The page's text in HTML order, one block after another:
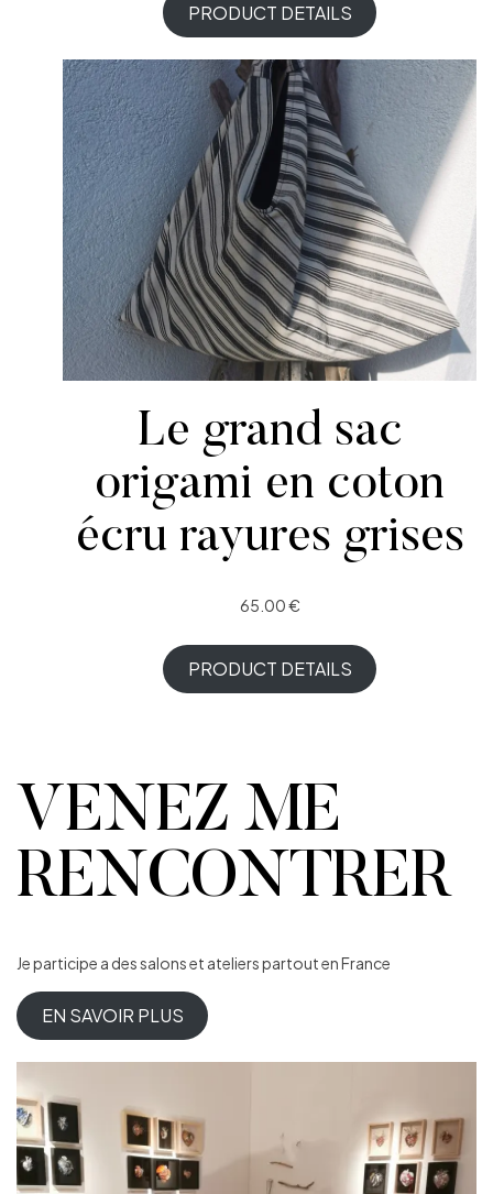
PRODUCT DETAILS
Le grand sac
origami en coton
écru rayures grises
65.00€
PRODUCT DETAILS
VENEZ ME
RENCONTRER
Je participe a des salons et ateliers partout en France
EN SAVOIR PLUS